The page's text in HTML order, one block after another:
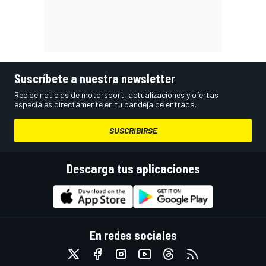
Suscríbete a nuestra newsletter
Recibe noticias de motorsport, actualizaciones y ofertas
especiales directamente en tu bandeja de entrada.
SUSCRIBIRSE
Descarga tus aplicaciones
En redes sociales